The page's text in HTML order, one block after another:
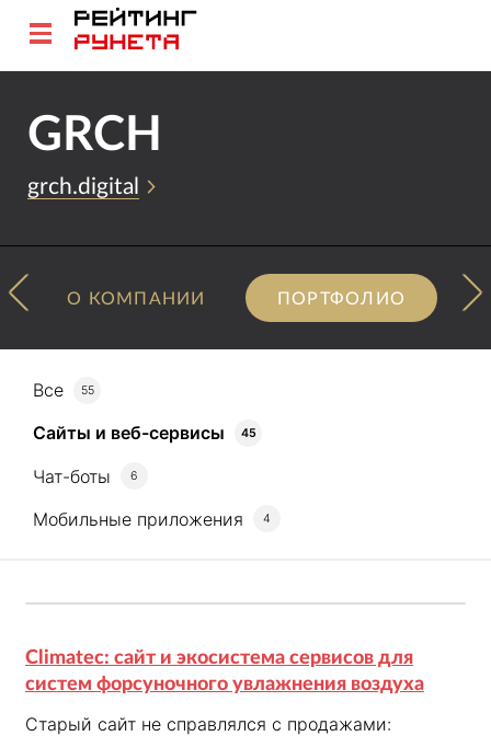
GRCH
grch.digital
О КОМПАНИИ ПОРТФОЛИО
Все 55
Сайты и веб-сервисы 45
Чат-боты 6
Мобильные приложения 4
Climatec: сайт и экосистема сервисов для
систем форсуночного увлажнения воздуха
Старый сайт не справлялся с продажами: